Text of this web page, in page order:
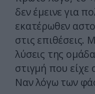
δεν έμεινε για
εκατέρωθεν
στις επιθέσεις.
λύσεις της
στιγμή που
Ναν λόγω των